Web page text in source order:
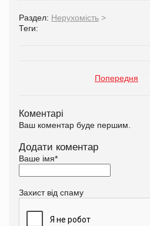
Раздел: Нерухомість >
Теги:
Попередня
Коментарі
Ваш коментар буде першим.
Додати коментар
Ваше імя*
Захист від спаму